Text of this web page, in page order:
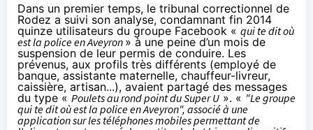
Dans un premier temps, le tribunal correctionnel de
Rodez a suivi son analyse, condamnant fin 2014
quinze utilisateurs du groupe Facebook « qui te dit où
est la police en Aveyron » à une peine d’un mois de
suspension de leur permis de conduire. Les
prévenus, aux profils très différents (employé de
banque, assistante maternelle, chauffeur-livreur,
caissière, artisan...), avaient partagé des messages
du type « Poulets au rond point du Super U ». « "Le groupe
qui te dit où est la police en Aveyron", associé à une
application sur les téléphones mobiles permettant de